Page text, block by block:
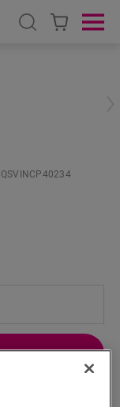
Open search
QSVINCP40234